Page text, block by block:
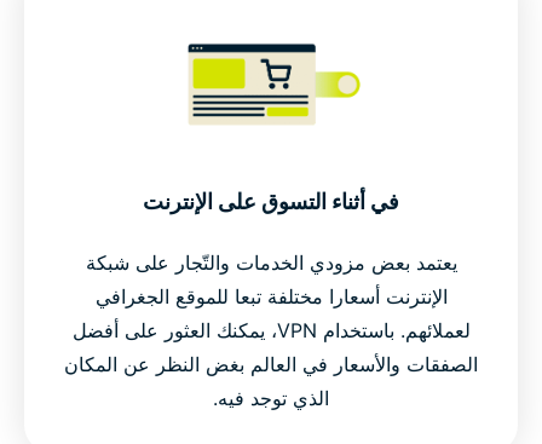
في أثناء التسوق على الإنترنت
يعتمد بعض مزودي الخدمات والتّجار على شبكة
الإنترنت أسعارا مختلفة تبعا للموقع الجغرافي
لعملائهم. باستخدام VPN، يمكنك العثور على أفضل
الصفقات والأسعار في العالم بغض النظر عن المكان
الذي توجد فيه.